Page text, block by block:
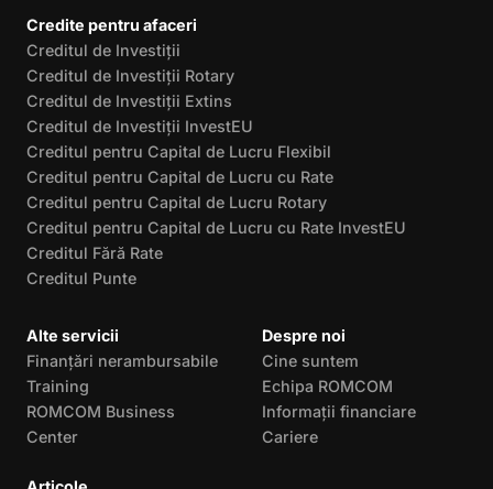
Credite pentru afaceri
Creditul de Investiții
Creditul de Investiții Rotary
Creditul de Investiții Extins
Creditul de Investiții InvestEU
Creditul pentru Capital de Lucru Flexibil
Creditul pentru Capital de Lucru cu Rate
Creditul pentru Capital de Lucru Rotary
Creditul pentru Capital de Lucru cu Rate InvestEU
Creditul Fără Rate
Creditul Punte
Alte servicii
Finanțări nerambursabile
Training
ROMCOM Business
Center
Despre noi
Cine suntem
Echipa ROMCOM
Informații financiare
Cariere